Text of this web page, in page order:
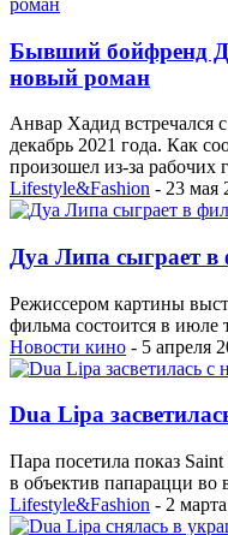
Бывший бойфренд
новый роман
Анвар Хадид встречался
декабрь 2021 года. Как
произошел из-за рабочих
Lifestyle&Fashion - 23 мая
Дуа Липа сыграет
Режиссером картины
фильма состоится в июле
Новости кино - 5 апреля
Dua Lipa
Пара посетила показ
в объектив папарацци во
Lifestyle&Fashion - 2